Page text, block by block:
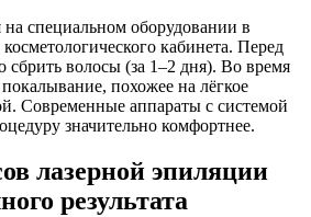
специальном оборудовании в
кабинета. Перед
волосы (за 1–2 дня). Во время
похожее на лёгкое
Современные аппараты с системой
значительно комфортнее.
лазерной эпиляции
результата